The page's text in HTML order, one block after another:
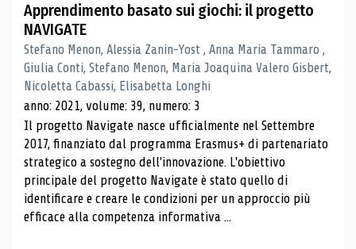
Apprendimento basato sui giochi: il progetto
NAVIGATE
Stefano Menon, Alessia Zanin-Yost , Anna Maria Tammaro ,
Giulia Conti, Stefano Menon, Maria Joaquina Valero Gisbert,
Nicoletta Cabassi, Elisabetta Longhi
anno: 2021, volume: 39, numero: 3
Il progetto Navigate nasce ufficialmente nel Settembre
2017, finanziato dal programma Erasmus+ di partenariato
strategico a sostegno dell'innovazione. L'obiettivo
principale del progetto Navigate è stato quello di
identificare e creare le condizioni per un approccio più
efficace alla competenza informativa ...